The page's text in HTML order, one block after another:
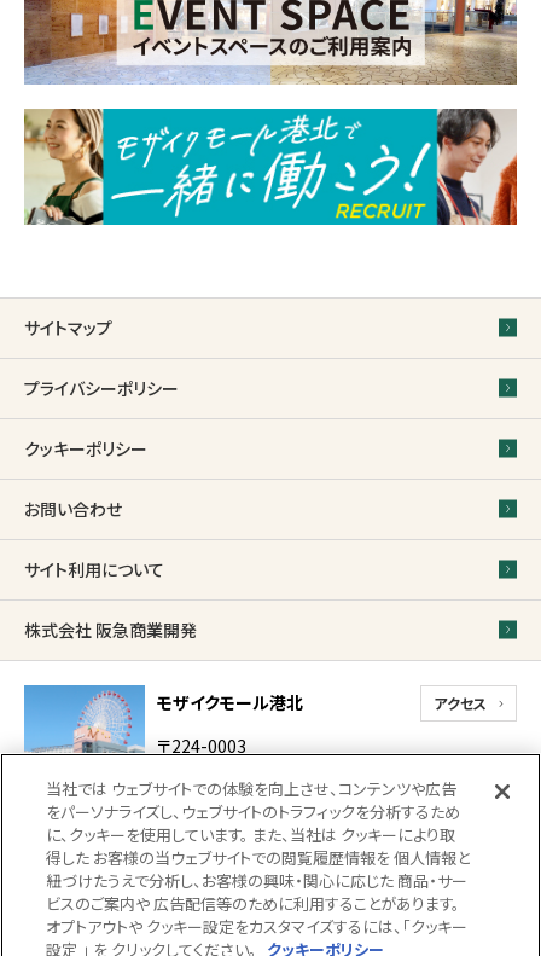
サイトマップ
プライバシーポリシー
クッキーポリシー
お問い合わせ
サイト利用について
株式会社 阪急商業開発
モザイクモール港北 アクセス
〒224-0003
中川中央1-31-1-2
代表電話
0570-022-317（受付 10時 〜 18時）
18時以降、館内での落とし物・忘れ物のお問い合
わせにつきましては045-914-2710（防災センタ
ー）までご連絡ください。（受付22時まで）
当社では ウェブサイトでの体験を向上させ、コンテンツや広告
をパーソナライズし、ウェブサイトのトラフィックを分析するため
に、クッキーを使用しています。 また、当社は クッキーにより取
得した お客様の当ウェブサイトでの閲覧履歴情報を 個人情報と
紐づけたうえで分析し、お客様の興味・関心に応じた 商品・サー
ビスのご案内や 広告配信等のために利用することがあります。
オプトアウトや クッキー設定をカスタマイズするには、「クッキー
設定 」 を クリックしてください。
クッキーポリシー